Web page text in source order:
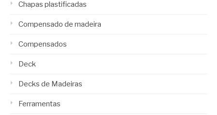
Chapas plastificadas
Compensado de madeira
Compensados
Deck
Decks de Madeiras
Ferramentas